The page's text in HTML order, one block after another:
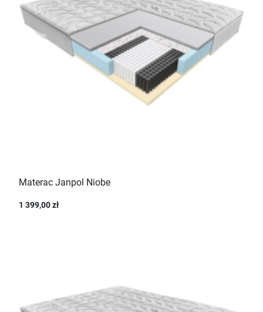
Materac Janpol Niobe
1 399,00 zł